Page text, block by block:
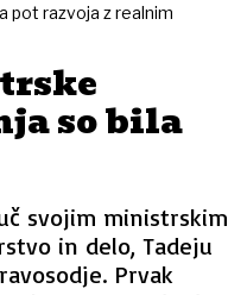
pot razvoja z realnim
so bila
svojim ministrskim
in delo, Tadeju
Prvak